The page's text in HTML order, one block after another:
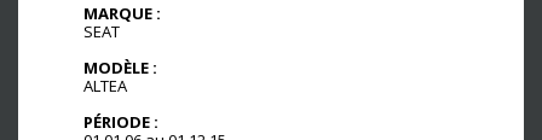
MARQUE :
SEAT
MODÈLE :
ALTEA
PÉRIODE :